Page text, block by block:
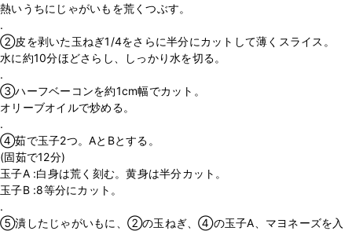
熱いうちにじゃがいもを荒くつぶす。
.
②皮を剥いた玉ねぎ1/4をさらに半分にカットして薄くスライス。
水に約10分ほどさらし、しっかり水を切る。
.
③ハーフベーコンを約1cm幅でカット。
オリーブオイルで炒める。
.
④茹で玉子2つ。AとBとする。
(固茹で12分)
玉子A :白身は荒く刻む。黄身は半分カット。
玉子B :8等分にカット。
.
⑤潰したじゃがいもに、②の玉ねぎ、④の玉子A、マヨネーズを入